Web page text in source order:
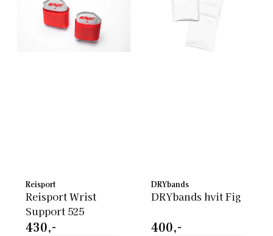
Reisport
Reisport Wrist
Support 525
430,-
DRYbands
DRYbands hvit Fig
400,-